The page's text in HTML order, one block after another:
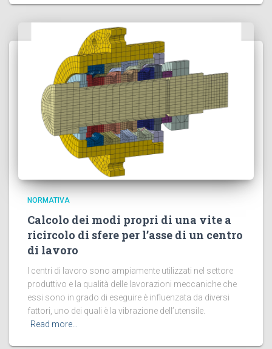
NORMATIVA
Calcolo dei modi propri di una vite a
ricircolo di sfere per l’asse di un centro
di lavoro
I centri di lavoro sono ampiamente utilizzati nel settore
produttivo e la qualità delle lavorazioni meccaniche che
essi sono in grado di eseguire è influenzata da diversi
fattori, uno dei quali è la vibrazione dell’utensile.
Read more…